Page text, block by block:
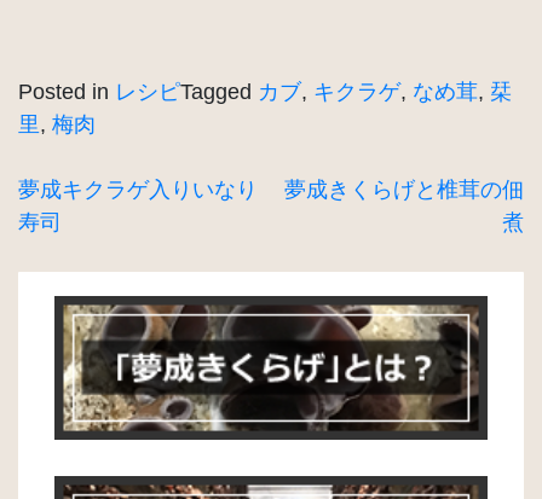
Posted in レシピTagged カブ, キクラゲ, なめ茸, 栞
里, 梅肉
投
ナ
ー
夢成キクラゲ入りいなり
寿司
夢成きくらげと椎茸の佃
煮